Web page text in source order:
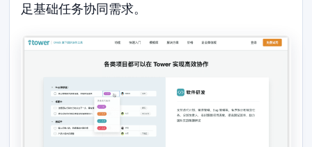
足基础任务协同需求。